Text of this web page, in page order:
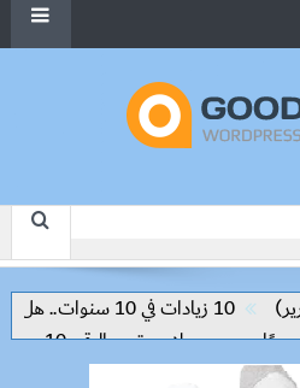
10 زيادات في 10 سنوات.. هل حان الوقت لرفع دعم البنزين نهائيا؟
يرتدي الرقم 10 مع طرابزون سبور ويبعث أول رسالة للجماهير